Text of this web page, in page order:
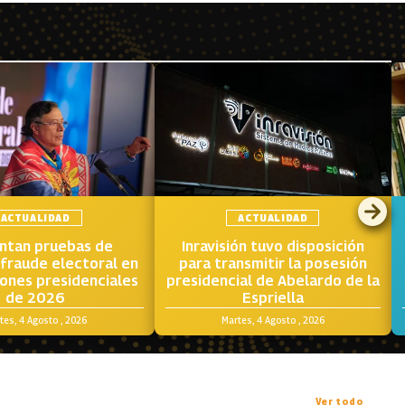
ACTUALIDAD
4 Agosto , 2026
pruebas de
fraude electoral en
presidenciales
de 2026
ACTUALIDAD
Martes, 4 Agosto , 2026
Inravisión tuvo disposición
para transmitir la posesión
presidencial de Abelardo de la
Espriella
Ver todo